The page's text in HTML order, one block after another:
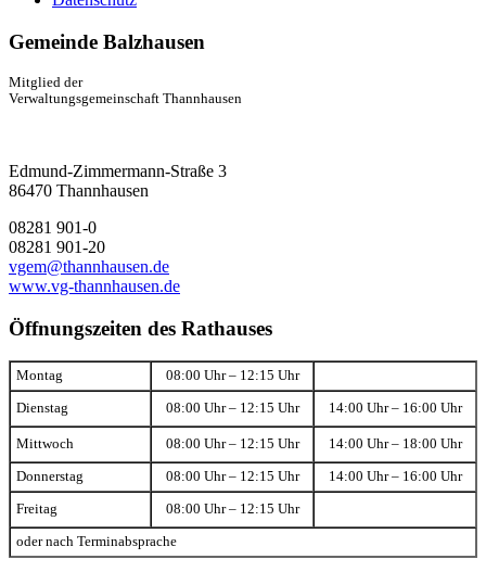
Gemeinde Balzhausen
Mitglied der
Verwaltungsgemeinschaft Thannhausen
Edmund-Zimmermann-Straße 3
86470 Thannhausen
08281 901-0
08281 901-20
vgem@thannhausen.de
www.vg-thannhausen.de
Öffnungszeiten des Rathauses
Montag 08:00 Uhr – 12:15 Uhr
Dienstag 08:00 Uhr – 12:15 Uhr 14:00 Uhr – 16:00 Uhr
Mittwoch 08:00 Uhr – 12:15 Uhr 14:00 Uhr – 18:00 Uhr
Donnerstag 08:00 Uhr – 12:15 Uhr 14:00 Uhr – 16:00 Uhr
Freitag 08:00 Uhr – 12:15 Uhr
oder nach Terminabsprache